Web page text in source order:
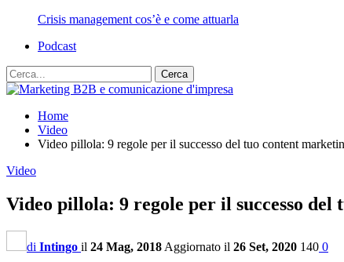
Crisis management cos’è e come attuarla
Podcast
Home
Video
Video pillola: 9 regole per il successo del tuo content
Video
Video pillola: 9 regole per il successo
di Intingo il 24 Mag, 2018 Aggiornato il 26 Set, 2020 140 0